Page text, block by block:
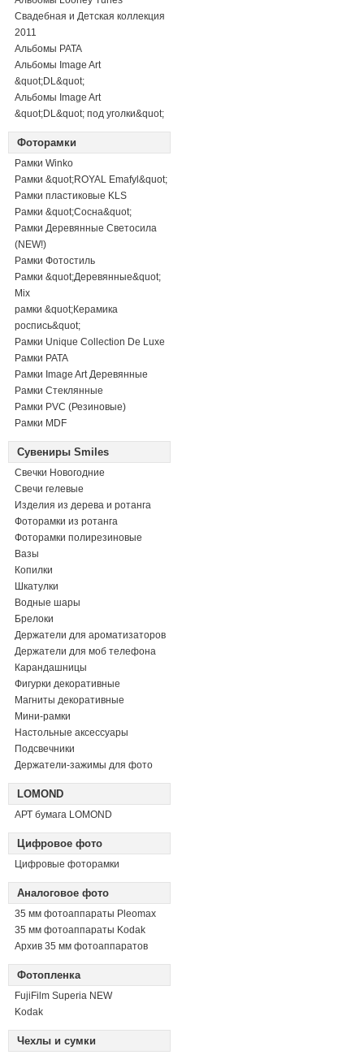
Свадебная и Детская коллекция
2011
Альбомы PATA
Альбомы Image Art
&quot;DL&quot;
Альбомы Image Art
&quot;DL&quot; под уголки&quot;
Фоторамки
Рамки Winko
Рамки &quot;ROYAL Emafyl&quot;
Рамки пластиковые KLS
Рамки &quot;Сосна&quot;
Рамки Деревянные Светосила
(NEW!)
Рамки Фотостиль
Рамки &quot;Деревянные&quot;
Mix
рамки &quot;Керамика
роспись&quot;
Рамки Unique Collection De Luxe
Рамки PATA
Рамки Image Art Деревянные
Рамки Стеклянные
Рамки PVC (Резиновые)
Рамки MDF
Сувениры Smiles
Свечки Новогодние
Свечи гелевые
Изделия из дерева и ротанга
Фоторамки из ротанга
Фоторамки полирезиновые
Вазы
Копилки
Шкатулки
Водные шары
Брелоки
Держатели для ароматизаторов
Держатели для моб телефона
Карандашницы
Фигурки декоративные
Магниты декоративные
Мини-рамки
Настольные аксессуары
Подсвечники
Держатели-зажимы для фото
LOMOND
АРТ бумага LOMOND
Цифровое фото
Цифровые фоторамки
Аналоговое фото
35 мм фотоаппараты Pleomax
35 мм фотоаппараты Kodak
Архив 35 мм фотоаппаратов
Фотопленка
FujiFilm Superia NEW
Kodak
Чехлы и сумки